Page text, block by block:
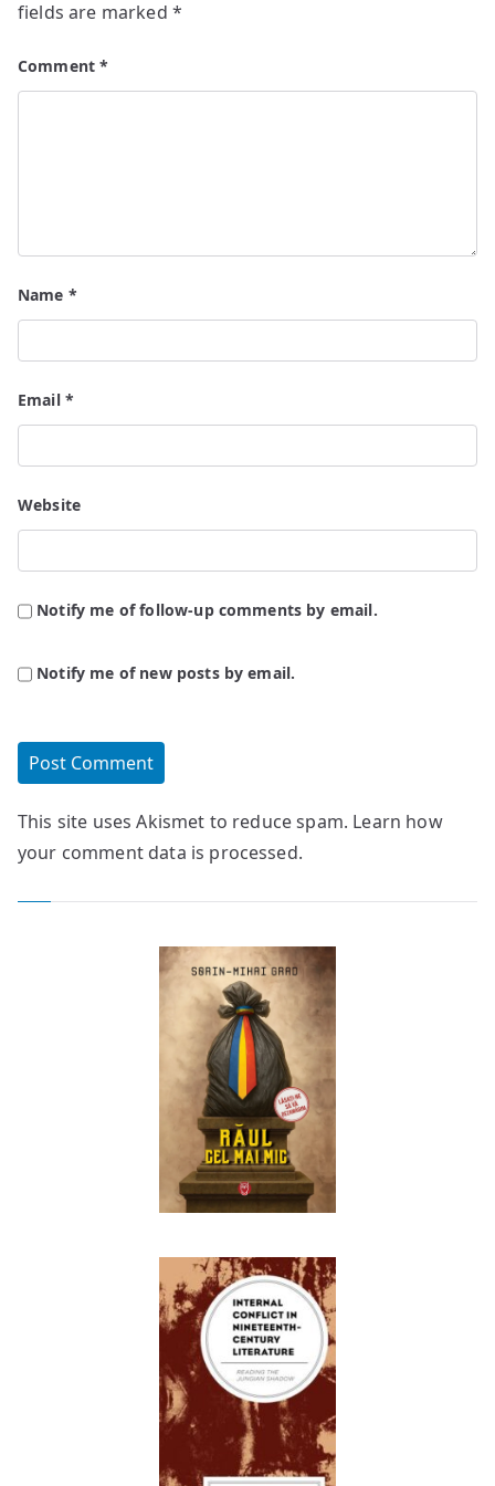
fields are marked *
Comment*
Name *
Email *
Website
Notify me of follow-up comments by email.
Notify me of new posts by email.
This site uses Akismet to reduce spam. Learn how
your comment data is processed.